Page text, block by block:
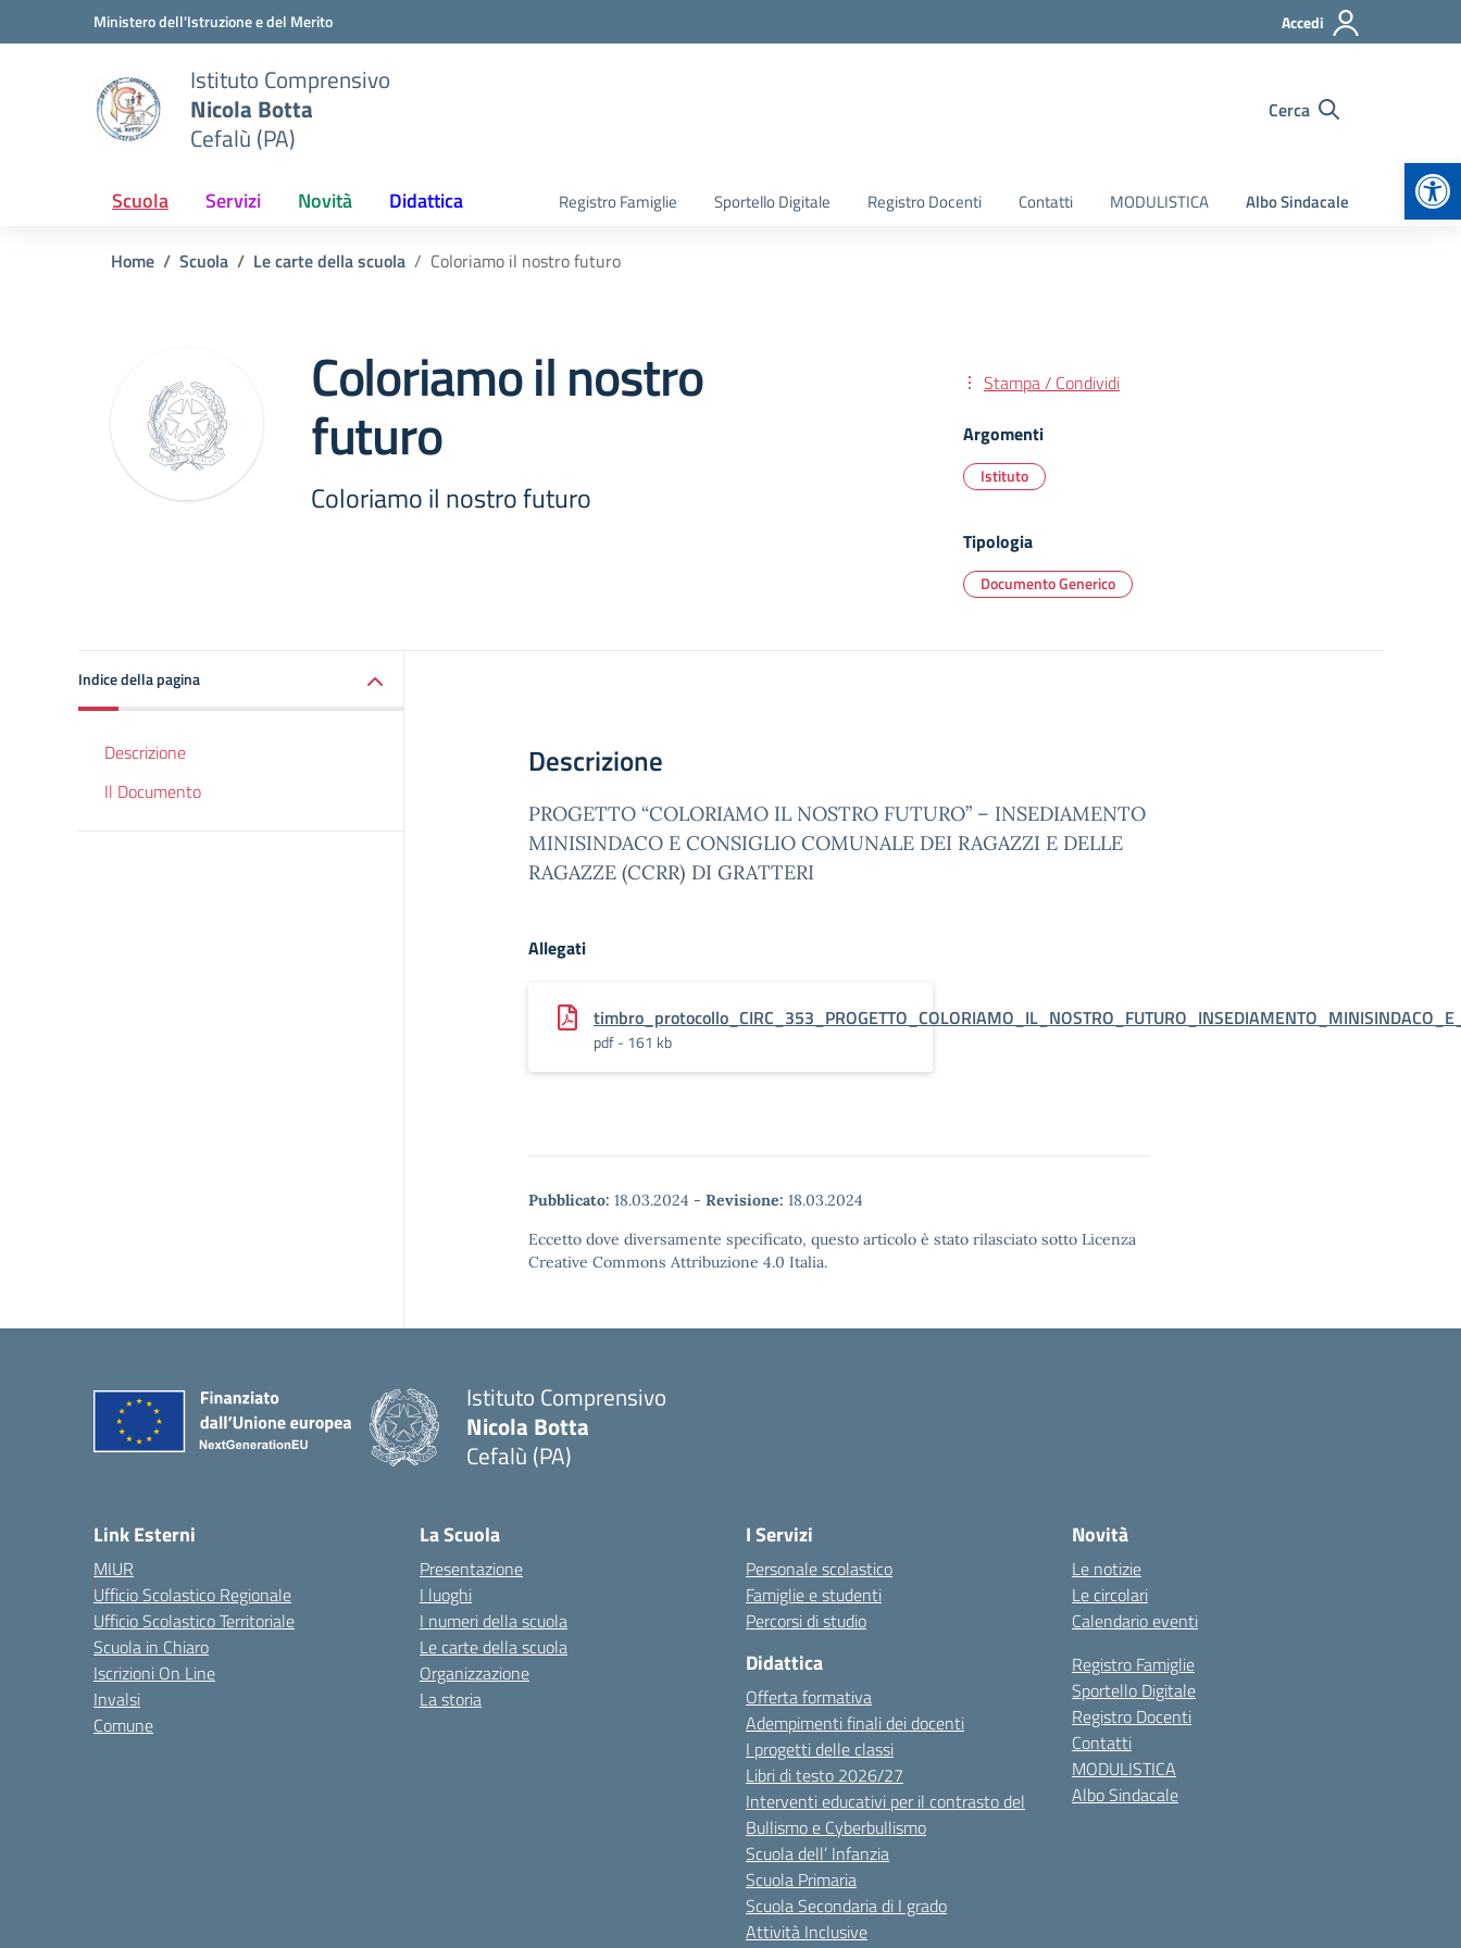
Vai ai contenuti
Vai al menu di navigazioneMinistero dell'Istruzione e del Merito Accedi
Istituto Comprensivo
Nicola Botta
Cefalù (PA)
Cerca
Scuola Servizi Novità Didattica Registro Famiglie Sportello Digitale Registro Docenti Contatti MODULISTICA Albo Sindacale
Home Scuola Le carte della scuola Coloriamo il nostro futuro
Coloriamo il nostro
futuro
Coloriamo il nostro futuro
Stampa / Condividi
Argomenti
Istituto
Tipologia
Documento Generico
Indice della pagina
Descrizione
Il Documento
Descrizione
PROGETTO “COLORIAMO IL NOSTRO FUTURO” – INSEDIAMENTO
MINISINDACO E CONSIGLIO COMUNALE DEI RAGAZZI E DELLE
RAGAZZE (CCRR) DI GRATTERI
Allegati
pdf - 161 kb
Pubblicato: 18.03.2024 - Revisione: 18.03.2024
Eccetto dove diversamente specificato, questo articolo è stato rilasciato sotto Licenza
Creative Commons Attribuzione 4.0 Italia.
Istituto Comprensivo
Nicola Botta
Cefalù (PA)
Link Esterni
MIUR
Ufficio Scolastico Regionale
Ufficio Scolastico Territoriale
Scuola in Chiaro
Iscrizioni On Line
Invalsi
Comune
La Scuola
Presentazione
I luoghi
I numeri della scuola
Le carte della scuola
Organizzazione
La storia
I Servizi
Personale scolastico
Famiglie e studenti
Percorsi di studio
Didattica
Offerta formativa
Adempimenti finali dei docenti
I progetti delle classi
Libri di testo 2026/27
Interventi educativi per il contrasto del
Bullismo e Cyberbullismo
Scuola dell’ Infanzia
Scuola Primaria
Scuola Secondaria di I grado
Attività Inclusive
Novità
Le notizie
Le circolari
Calendario eventi
Registro Famiglie
Sportello Digitale
Registro Docenti
Contatti
MODULISTICA
Albo Sindacale